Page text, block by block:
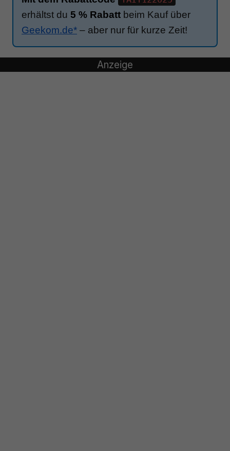
erhältst du 5 % Rabatt beim Kauf über
Geekom.de* – aber nur für kurze Zeit!